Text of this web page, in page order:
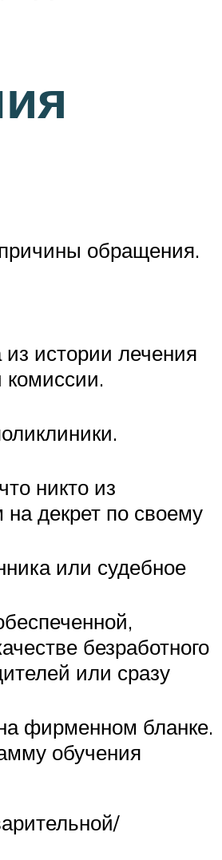
причины обращения.
истории лечения
никто из
декрет по своему
или судебное
безработного
или сразу
фирменном бланке.
обучения